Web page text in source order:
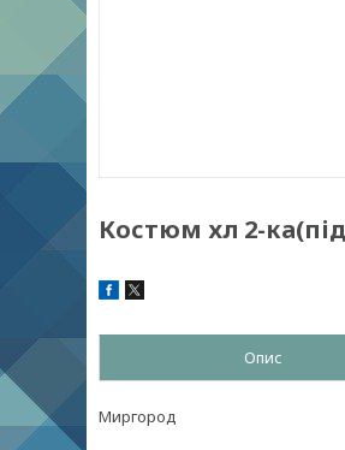
Костюм хл 2-
Опис
Миргород